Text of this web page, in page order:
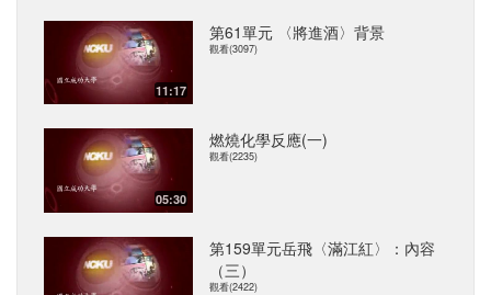
11:17
第61單元 〈將進酒〉背景
觀看(3097)
05:30
燃燒化學反應(一)
觀看(2235)
第159單元岳飛〈滿江紅〉：內容
（三）
觀看(2422)